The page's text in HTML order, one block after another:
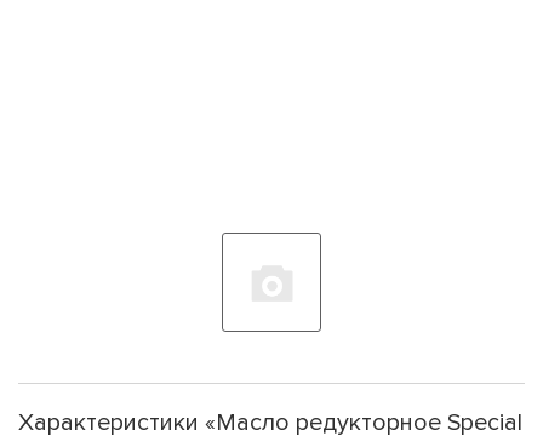
Характеристики «Масло редукторное Special